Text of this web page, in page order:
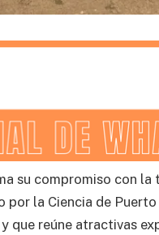
su compromiso con
por la Ciencia de
que reúne atractivas